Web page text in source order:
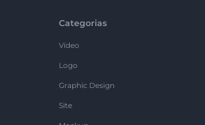
Categorias
Vídeo
Logo
Graphic Design
Site